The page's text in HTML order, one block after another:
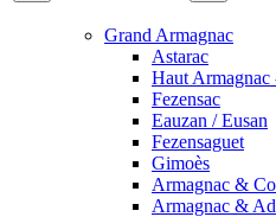
Grand Armagnac
Astarac
Haut Armagnac
Fezensac
Eauzan / Eusan
Fezensaguet
Gimoès
Armagnac &
Armagnac &